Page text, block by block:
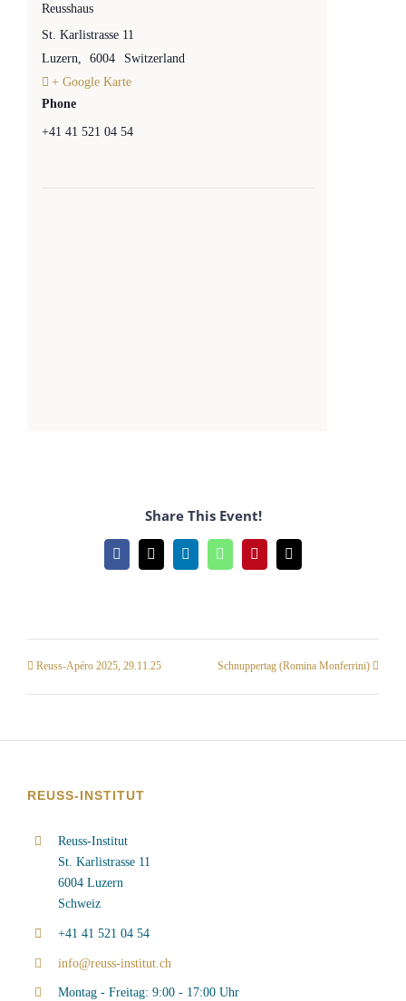
Reusshaus
St. Karlistrasse 11
Luzern
6004
Switzerland
+ Google Karte
Phone
+41 41 521 04 54
Share This Event!
Facebook
X LinkedInWhatsAppPinterestEmail
Reuss-Apéro 2025, 29.11.25 Schnuppertag (Romina Monferrini)
REUSS-INSTITUT
Reuss-Institut
St. Karlistrasse 11
6004 Luzern
Schweiz
+41 41 521 04 54
info@reuss-institut.ch
Montag - Freitag: 9:00 - 17:00 Uhr